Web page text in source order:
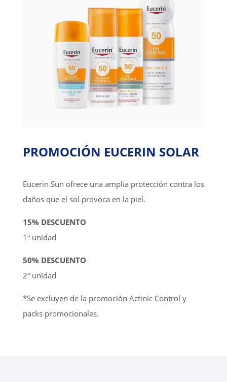
PROMOCIÓN EUCERIN SOLAR
Eucerin Sun ofrece una amplia protección contra los
daños que el sol provoca en la piel.
15% DESCUENTO
1ª unidad
50% DESCUENTO
2ª unidad
*Se excluyen de la promoción Actinic Control y
packs promocionales.